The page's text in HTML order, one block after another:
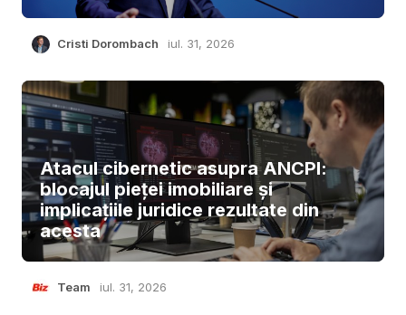
Cristi Dorombach iul. 31, 2026
Atacul cibernetic asupra ANCPI:
blocajul pieței imobiliare și
implicațiile juridice rezultate din
acesta
Team iul. 31, 2026